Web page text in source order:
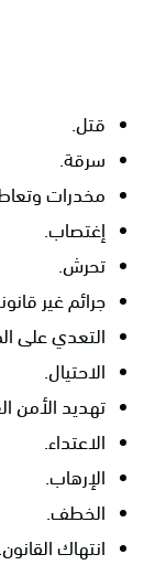
قتل.
سرقة.
مخدرات
إغتصاب.
تحرش.
جرائم غير
التعدي على
الاحتيال.
تهديد الأمن
الاعتداء.
الإرهاب.
الخطف.
انتهاك القانون.